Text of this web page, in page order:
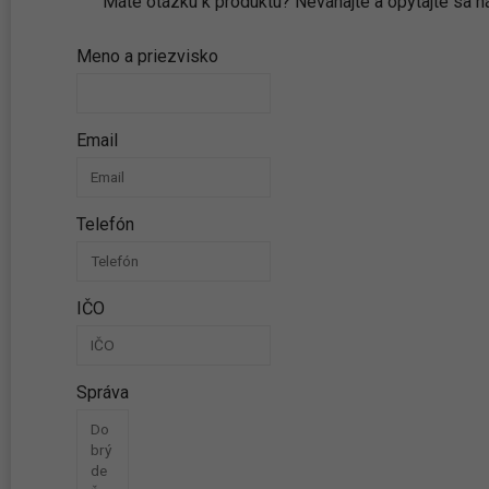
Meno a priezvisko
Email
Telefón
IČO
Správa